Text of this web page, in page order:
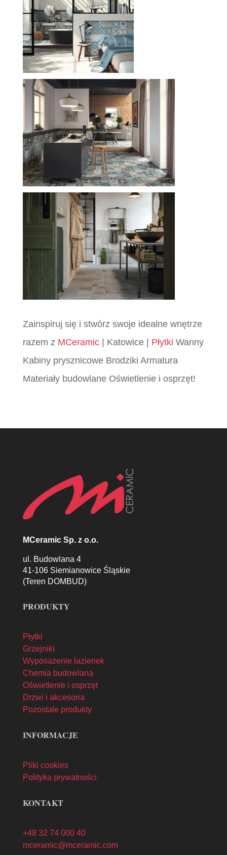
Zainspiruj się i stwórz swoje idealne wnętrze
razem z MCeramic| Katowice | Płytki Wanny
Kabiny prysznicowe Brodziki Armatura
Materiały budowlane Oświetlenie i osprzęt!
MCeramic Sp. z o.o.
ul. Budowlana 4
41-106 Siemianowice Śląskie
(Teren DOMBUD)
PRODUKTY
Płytki
Grzejniki
Wyposażenie łazienek
Chemia budowlana
Oświetlenie i osprzęt
Drzwi i akcesoria
Pozostałe produkty
INFORMACJE
Pliki cookies
Polityka prywatności
KONTAKT
+48 32 74 000 40
mceramic@mceramic.com